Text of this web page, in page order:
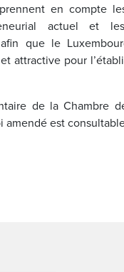
en compte
actuel et
que le
attractive pour
de la Chambre
amendé est